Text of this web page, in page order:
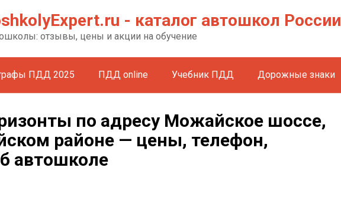
- каталог автошкол России
отзывы, цены и акции на обучение
ПДД 2025 ПДД online Учебник ПДД Дорожные знаки
по адресу Можайское шоссе,
районе — цены, телефон,
автошколе